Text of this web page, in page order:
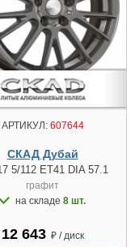
АРТИКУЛ:607644
СКАД Дубай
5/112 ET41 DIA 57.1
графит
на складе 8 шт.
12 643 ₽ / диск